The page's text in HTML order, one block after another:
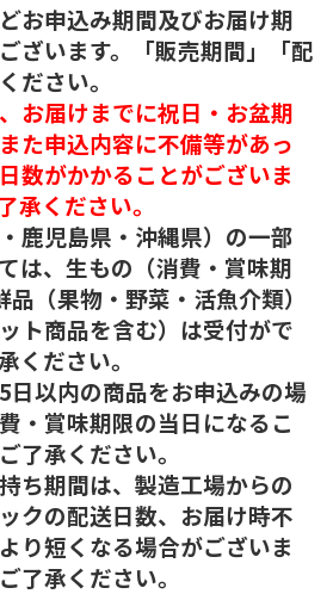
お申込み期間及びお届け期
ざいます。「販売期間」「配
ださい。
お届けまでに祝日・お盆期
た申込内容に不備等があっ
数がかかることがございま
承ください。
鹿児島県・沖縄県）の一部
は、生もの（消費・賞味期
（果物・野菜・活魚介類）
ト商品を含む）は受付がで
ください。
以内の商品をお申込みの場
・賞味期限の当日になるこ
了承ください。
ち期間は、製造工場からの
クの配送日数、お届け時不
り短くなる場合がございま
了承ください。